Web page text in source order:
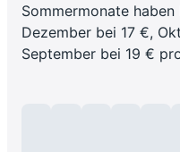
Sommermonate
Dezember bei 17 €,
September bei 19 €